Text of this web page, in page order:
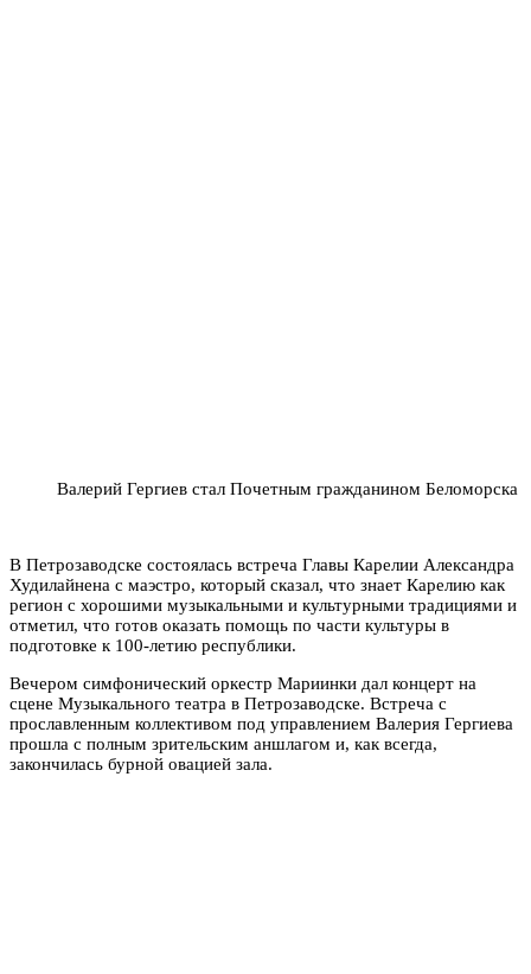
Валерий Гергиев стал Почетным гражданином Беломорска
В Петрозаводске состоялась встреча Главы Карелии Александра
Худилайнена с маэстро, который сказал, что знает Карелию как
регион с хорошими музыкальными и культурными традициями и
отметил, что готов оказать помощь по части культуры в
подготовке к 100-летию республики.
Вечером симфонический оркестр Мариинки дал концерт на
сцене Музыкального театра в Петрозаводске. Встреча с
прославленным коллективом под управлением Валерия Гергиева
прошла с полным зрительским аншлагом и, как всегда,
закончилась бурной овацией зала.